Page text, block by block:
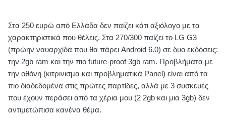
Στα 250 ευρώ από Ελλάδα δεν παίζει κάτι αξιόλογο με τα
χαρακτηριστικά που θέλεις. Στα 270/300 παίζει το LG G3
(πρώην ναυαρχίδα που θα πάρει Android 6.0) σε δυο εκδόσεις:
την 2gb ram και την πιο future-proof 3gb ram. Προβλήματα με
την οθόνη (κιτρινισμα και προβληματικά Panel) είναι από τα
πιο διαδεδομένα στις πρώτες παρτίδες, αλλά με 3 συσκευές
που έχουν περάσει από τα χέρια μου (2 2gb και μια 3gb) δεν
αντιμετώπισα κανένα θέμα.